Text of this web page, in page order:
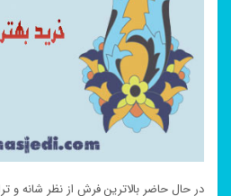
در حال حاضر بالاترین فرش از نظر شانه